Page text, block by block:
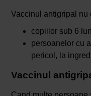
Vaccinul antigripal nu
copiilor sub 6
persoanelor cu
pericol, la
Vaccinul